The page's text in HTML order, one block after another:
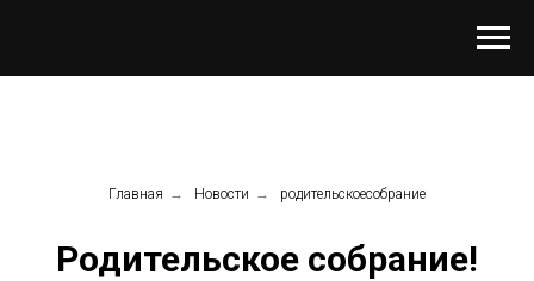
Главная → Новости → родительскоесобрание
Родительское собрание!